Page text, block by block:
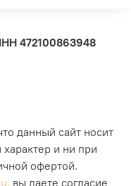
472100863948
данный сайт носит
и ни при
офертой.
вы даете согласие